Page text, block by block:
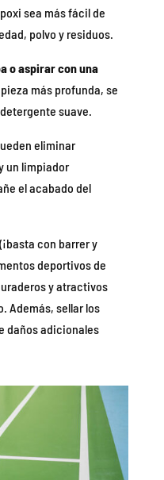
sea más fácil de
polvo y residuos.
o aspirar con una
más profunda, se
suave.
eliminar
un limpiador
el acabado del
con barrer y
deportivos de
y atractivos
Además, sellar los
daños adicionales